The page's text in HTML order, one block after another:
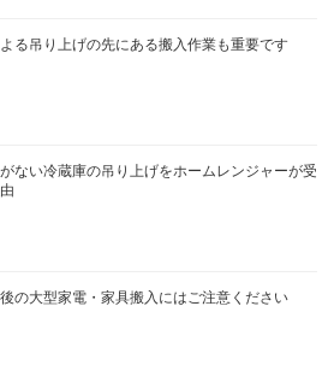
る吊り上げの先にある搬入作業も重要です
ない冷蔵庫の吊り上げをホームレンジャーが受
の大型家電・家具搬入にはご注意ください